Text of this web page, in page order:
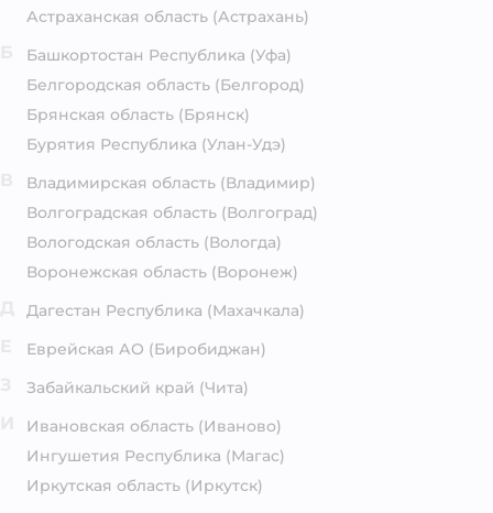
Астраханская область (Астрахань)
Башкортостан Республика (Уфа)
Белгородская область (Белгород)
Брянская область (Брянск)
Бурятия Республика (Улан-Удэ)
Владимирская область (Владимир)
Волгоградская область (Волгоград)
Вологодская область (Вологда)
Воронежская область (Воронеж)
Дагестан Республика (Махачкала)
Еврейская АО (Биробиджан)
Забайкальский край (Чита)
Ивановская область (Иваново)
Ингушетия Республика (Магас)
Иркутская область (Иркутск)